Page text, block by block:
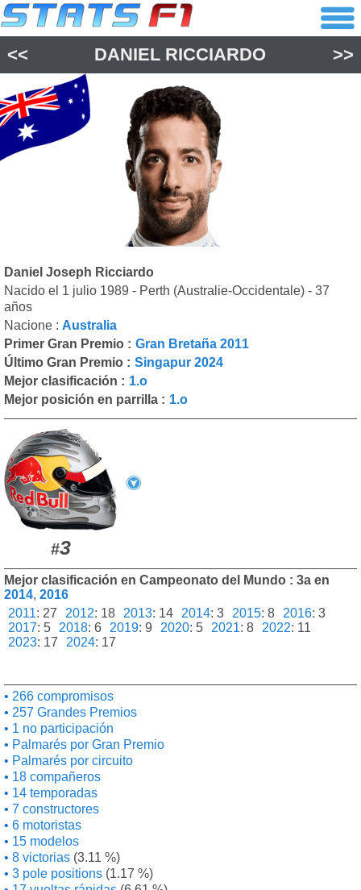
<< DANIEL RICCIARDO >>
Daniel Joseph Ricciardo
Nacido el 1 julio 1989 - Perth (Australie-Occidentale) - 37
años
Nacione : Australia
Primer Gran Premio : Gran Bretaña 2011
Último Gran Premio : Singapur 2024
Mejor clasificación : 1.o
Mejor posición en parrilla : 1.o
#3
Mejor clasificación en Campeonato del Mundo : 3a en
2014, 2016
2011: 27 2012: 18 2013: 14 2014: 3 2015: 8 2016: 3
2017: 5 2018: 6 2019: 9 2020: 5 2021: 8 2022: 11
2023: 17 2024: 17
266 compromisos
257 Grandes Premios
1 no participación
Palmarés por Gran Premio
Palmarés por circuito
18 compañeros
14 temporadas
7 constructores
6 motoristas
15 modelos
8 victorias (3.11 %)
3 pole positions (1.17 %)